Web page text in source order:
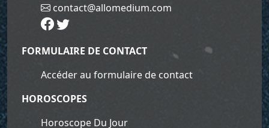
contact@allomedium.com
FORMULAIRE DE CONTACT
Accéder au formulaire de contact
HOROSCOPES
Horoscope Du Jour